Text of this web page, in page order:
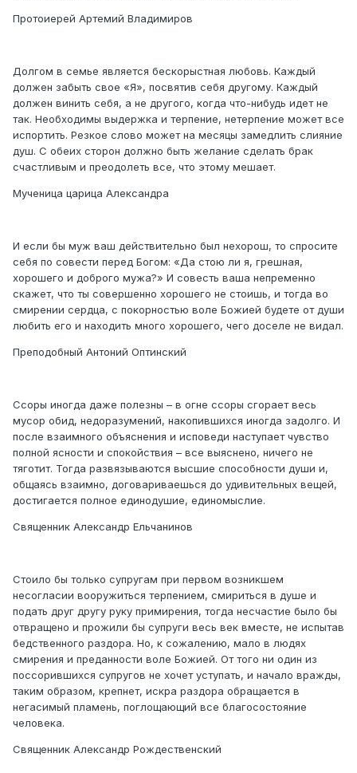
Протоиерей Артемий Владимиров
Долгом в семье является бескорыстная любовь. Каждый
должен забыть свое «Я», посвятив себя другому. Каждый
должен винить себя, а не другого, когда что-нибудь идет не
так. Необходимы выдержка и терпение, нетерпение может все
испортить. Резкое слово может на месяцы замедлить слияние
душ. С обеих сторон должно быть желание сделать брак
счастливым и преодолеть все, что этому мешает.
Мученица царица Александра
И если бы муж ваш действительно был нехорош, то спросите
себя по совести перед Богом: «Да стою ли я, грешная,
хорошего и доброго мужа?» И совесть ваша непременно
скажет, что ты совершенно хорошего не стоишь, и тогда во
смирении сердца, с покорностью воле Божией будете от души
любить его и находить много хорошего, чего доселе не видал.
Преподобный Антоний Оптинский
Ссоры иногда даже полезны – в огне ссоры сгорает весь
мусор обид, недоразумений, накопившихся иногда задолго. И
после взаимного объяснения и исповеди наступает чувство
полной ясности и спокойствия – все выяснено, ничего не
тяготит. Тогда развязываются высшие способности души и,
общаясь взаимно, договариваешься до удивительных вещей,
достигается полное единодушие, единомыслие.
Священник Александр Ельчанинов
Стоило бы только супругам при первом возникшем
несогласии вооружиться терпением, смириться в душе и
подать друг другу руку примирения, тогда несчастие было бы
отвращено и прожили бы супруги весь век вместе, не испытав
бедственного раздора. Но, к сожалению, мало в людях
смирения и преданности воле Божией. От того ни один из
поссорившихся супругов не хочет уступать, и начало вражды,
таким образом, крепнет, искра раздора обращается в
негасимый пламень, поглощающий все благосостояние
человека.
Священник Александр Рождественский